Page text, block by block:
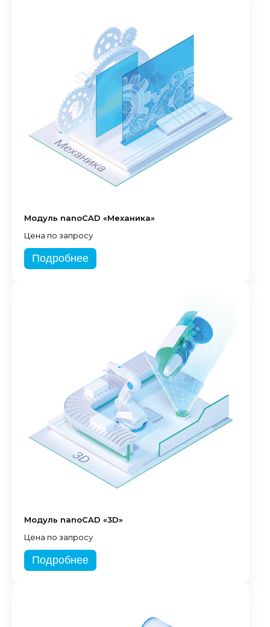
Модуль nanoCAD «Механика»
Цена по запросу
Подробнее
Модуль nanoCAD «3D»
Цена по запросу
Подробнее